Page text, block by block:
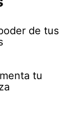
de tus
tu